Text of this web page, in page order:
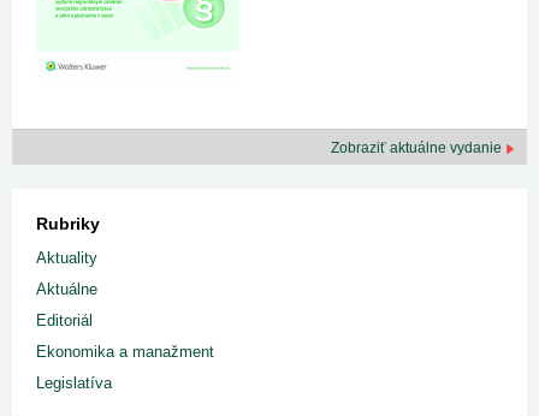
Zobraziť aktuálne vydanie
Rubriky
Aktuality
Aktuálne
Editoriál
Ekonomika a manažment
Legislatíva